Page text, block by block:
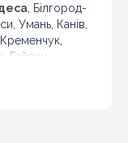
, Білгород-
Умань, Канів,
Гайсин,